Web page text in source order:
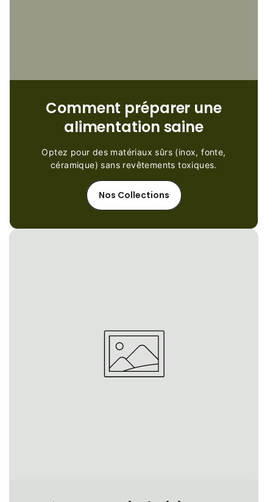
Comment préparer une
alimentation saine
Optez pour des matériaux sûrs (inox, fonte,
céramique) sans revêtements toxiques.
Nos Collections